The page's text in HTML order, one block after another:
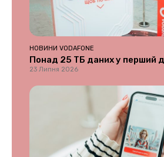
НОВИНИ VODAFONE
Понад 25 ТБ даних у перший
23 Липня 2026